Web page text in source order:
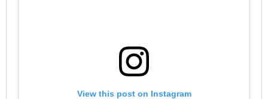
View this post on Instagram